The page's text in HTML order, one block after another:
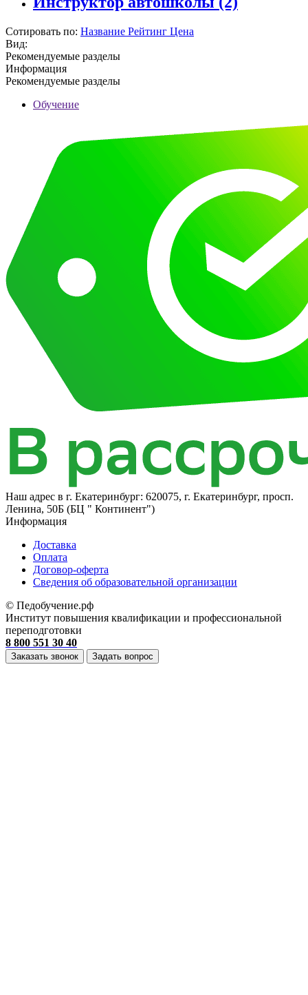
Сотировать по: Название Рейтинг Цена
Вид:
Рекомендуемые разделы
Информация
Рекомендуемые разделы
Обучение
Наш адрес в г. Екатеринбург: 620075, г. Екатеринбург, просп.
Ленина, 50Б (БЦ " Континент")
Информация
Доставка
Оплата
Договор-оферта
Cведения об образовательной организации
© Педобучение.рф
Институт повышения квалификации и профессиональной
переподготовки
8 800 551 30 40
Заказать звонок Задать вопрос